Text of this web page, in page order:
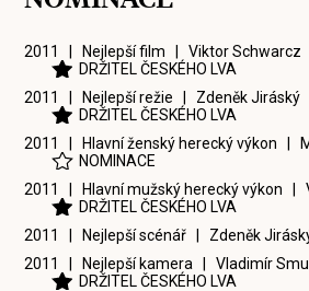
2011 | Nejlepší film |Viktor Schwarcz
DRŽITEL ČESKÉHO LVA
2011 | Nejlepší režie | Zdeněk Jiráský
DRŽITEL ČESKÉHO LVA
2011 | Hlavní ženský herecký výkon |
NOMINACE
2011 | Hlavní mužský herecký výkon |
DRŽITEL ČESKÉHO LVA
2011 | Nejlepší scénář | Zdeněk
2011 | Nejlepší kamera |Vladimír
DRŽITEL ČESKÉHO LVA